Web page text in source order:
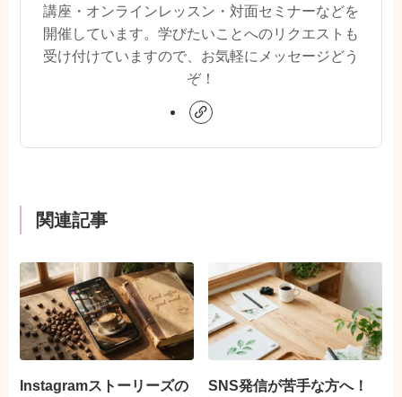
講座・オンラインレッスン・対面セミナーなどを
開催しています。学びたいことへのリクエストも
受け付けていますので、お気軽にメッセージどう
ぞ！
関連記事
Instagramストーリーズの
SNS発信が苦手な方へ！